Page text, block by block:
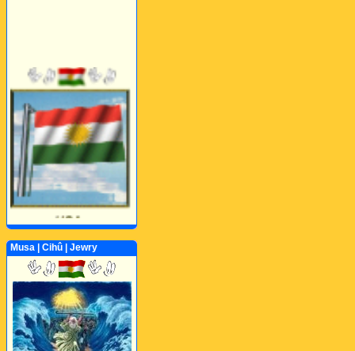
Musa | Cihû | Jewry